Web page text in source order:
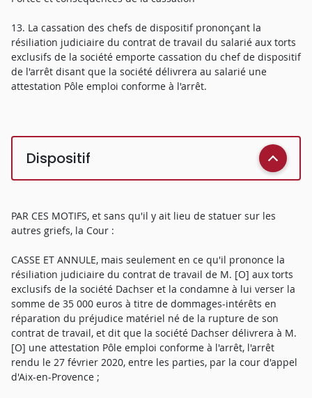
13. La cassation des chefs de dispositif prononçant la
résiliation judiciaire du contrat de travail du salarié aux torts
exclusifs de la société emporte cassation du chef de dispositif
de l'arrêt disant que la société délivrera au salarié une
attestation Pôle emploi conforme à l'arrêt.
Dispositif
PAR CES MOTIFS, et sans qu'il y ait lieu de statuer sur les
autres griefs, la Cour :
CASSE ET ANNULE, mais seulement en ce qu'il prononce la
résiliation judiciaire du contrat de travail de M. [O] aux torts
exclusifs de la société Dachser et la condamne à lui verser la
somme de 35 000 euros à titre de dommages-intérêts en
réparation du préjudice matériel né de la rupture de son
contrat de travail, et dit que la société Dachser délivrera à M.
[O] une attestation Pôle emploi conforme à l'arrêt, l'arrêt
rendu le 27 février 2020, entre les parties, par la cour d'appel
d'Aix-en-Provence ;